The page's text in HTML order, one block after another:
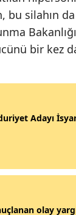
silahın
bir kez
Adayı
olay